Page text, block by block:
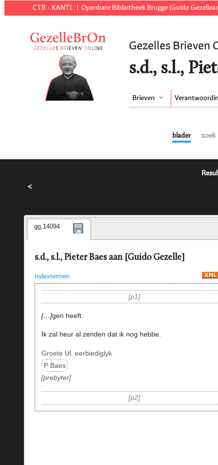
CTB - KANTL Openbare Bibliotheek Brugge (Guido
Gezelles Brieven
s.d., s.l.,
Brieven
blader zoek
<
gg.14094
s.d., s.l., Pieter Baes aan [Guido Gezelle]
Indextermen
p1
… gen heeft.
Ik zal heur al zenden dat ik nog hebbe.
Groete Ul. eerbiediglyk
P Baes
prebyter
p2